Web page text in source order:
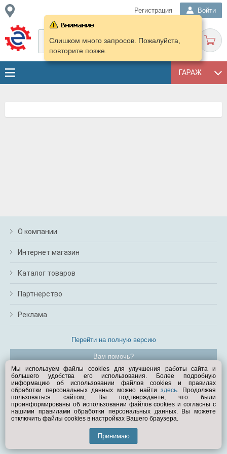
Регистрация Войти
ГАРАЖ
Слишком много запросов. Пожалуйста,
повторите позже.
О компании
Интернет магазин
Каталог товаров
Партнерство
Реклама
Перейти на полную версию
Вам помочь?
© Exist.ru 1998—2026
Мы используем файлы cookies для улучшения работы сайта и
большего удобства его использования. Более подробную
информацию об использовании файлов cookies и правилах
обработки персональных данных можно найтиздесь. Продолжая
пользоваться сайтом, Вы подтверждаете, что были
проинформированы об использовании файлов cookies и согласны с
нашими правилами обработки персональных данных. Вы можете
отключить файлы cookies в настройках Вашего браузера.
Принимаю